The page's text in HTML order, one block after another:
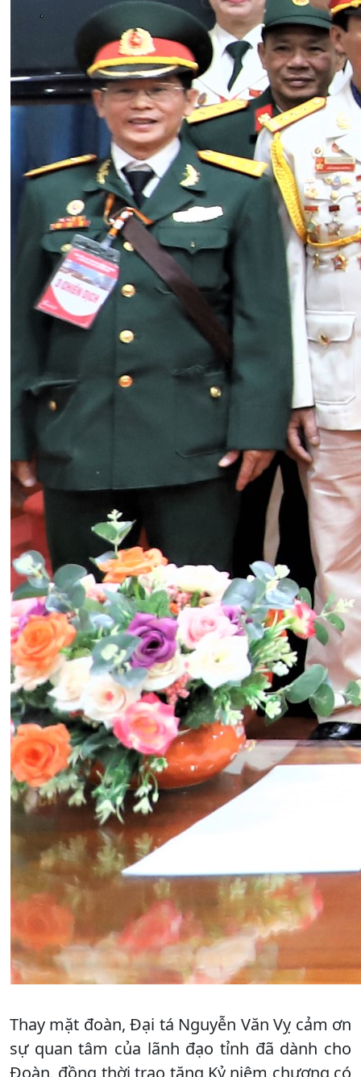
Thay mặt đoàn, Đại tá Nguyễn Văn Vỵ cảm ơn
sự quan tâm của lãnh đạo tỉnh đã dành cho
Đoàn, đồng thời trao tặng Kỷ niệm chương có